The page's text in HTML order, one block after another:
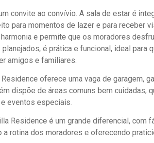
convite ao convívio. A sala de estar é
para momentos de lazer e para receber
e permite que os moradores
é prática e funcional, ideal para
amigos e familiares.
oferece uma vaga de garagem,
dispõe de áreas comuns bem cuidadas,
eventos especiais.
Residence é um grande diferencial, com
rotina dos moradores e oferecendo